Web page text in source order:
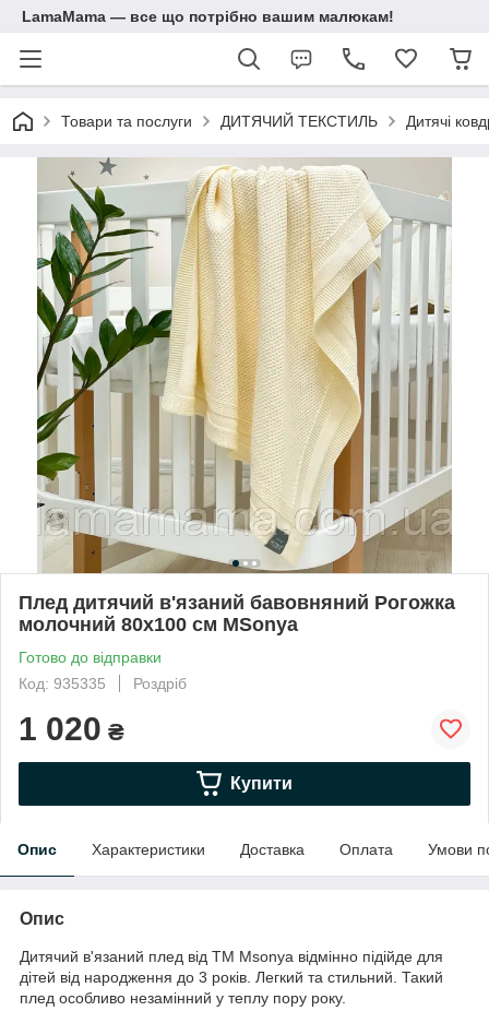
LamaMama — все що потрібно вашим малюкам!
Товари та послуги ДИТЯЧИЙ ТЕКСТИЛЬ Дитячі
Плед дитячий в'язаний бавовняний Рогожка
молочний 80х100 см MSonya
Готово до відправки
Код: 935335
Роздріб
1 020 ₴
Купити
Опис Характеристики Доставка Оплата Умови
Опис
Дитячий в'язаний плед від TM Msonya відмінно підійде для
дітей від народження до 3 років. Легкий та стильний. Такий
плед особливо незамінний у теплу пору року.